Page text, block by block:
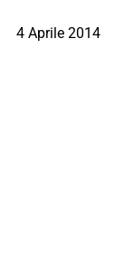
4 Aprile 2014